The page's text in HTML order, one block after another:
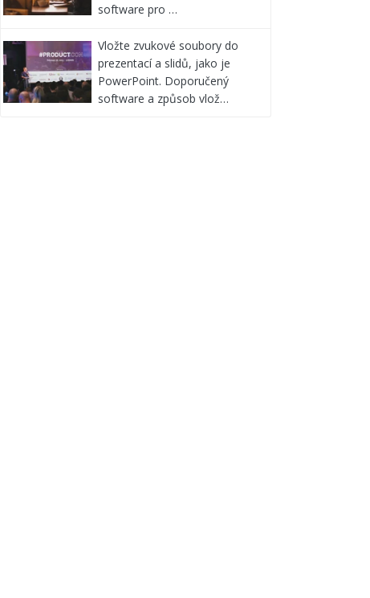
software pro …
Vložte zvukové soubory do
prezentací a slidů, jako je
PowerPoint. Doporučený
software a způsob vlož…